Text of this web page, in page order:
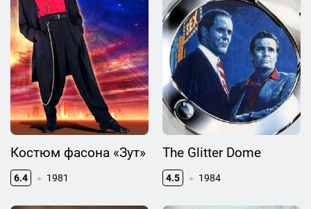
Костюм фасона «Зут»
6.4 1981
The Glitter Dome
4.5 1984